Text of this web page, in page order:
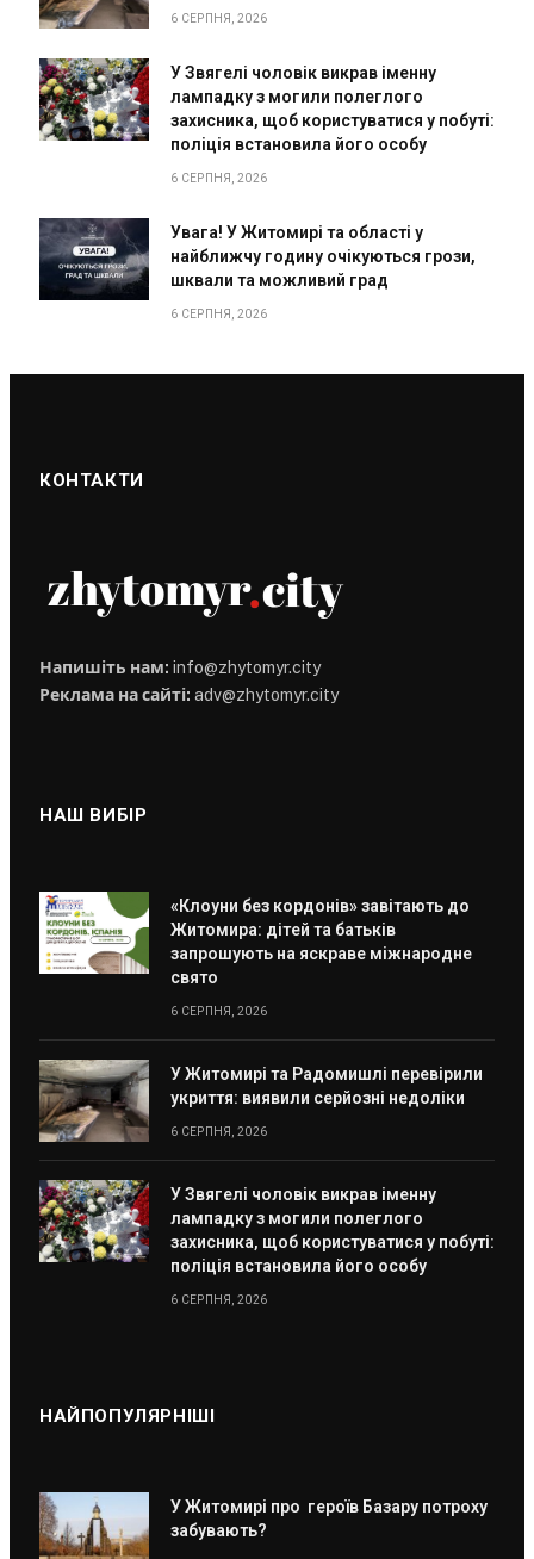
6 СЕРПНЯ, 2026
У Звягелі чоловік викрав іменну
лампадку з могили полеглого
захисника, щоб користуватися у побуті:
поліція встановила його особу
6 СЕРПНЯ, 2026
Увага! У Житомирі та області у
найближчу годину очікуються грози,
шквали та можливий град
6 СЕРПНЯ, 2026
КОНТАКТИ
Напишіть нам: info@zhytomyr.city
Реклама на сайті: adv@zhytomyr.city
НАШ ВИБІР
«Клоуни без кордонів» завітають до
Житомира: дітей та батьків
запрошують на яскраве міжнародне
свято
6 СЕРПНЯ, 2026
У Житомирі та Радомишлі перевірили
укриття: виявили серйозні недоліки
6 СЕРПНЯ, 2026
У Звягелі чоловік викрав іменну
лампадку з могили полеглого
захисника, щоб користуватися у побуті:
поліція встановила його особу
6 СЕРПНЯ, 2026
НАЙПОПУЛЯРНІШІ
У Житомирі про героїв Базару потроху
забувають?